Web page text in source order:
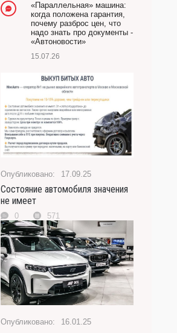
«Параллельная» машина:
когда положена гарантия,
почему разброс цен, что
надо знать про документы -
«Автоновости»
15.07.26
17.09.25
Состояние автомобиля значения
не имеет
0 571
16.01.25